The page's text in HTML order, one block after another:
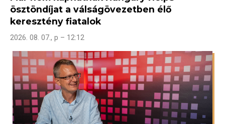
ösztöndíjat a válságövezetben élő
keresztény fiatalok
2026. 08. 07., p – 12:12